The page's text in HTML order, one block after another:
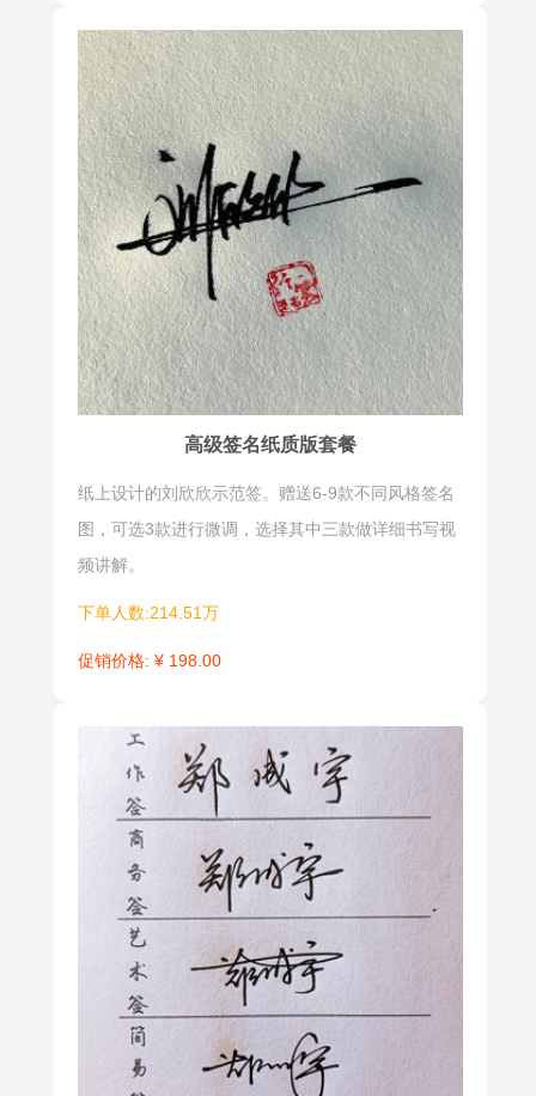
高级签名纸质版套餐
纸上设计的刘欣欣示范签。赠送6-9款不同风格签名
图，可选3款进行微调，选择其中三款做详细书写视
频讲解。
下单人数:214.51万
促销价格: ¥ 198.00